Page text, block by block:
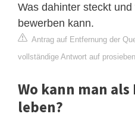
Was dahinter steckt
bewerben kann.
Antrag auf Entfernung der
vollständige Antwort auf
Wo kann man
leben?